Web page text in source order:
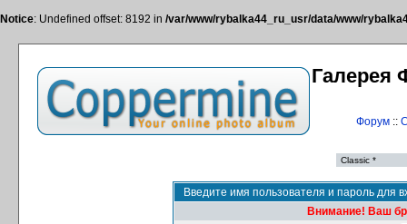
Notice: Undefined offset: 8192 in /var/www/rybalka44_ru_usr/data/www/
Галерея
Форум::
Введите имя пользователя и пароль для
Внимание! Ваш